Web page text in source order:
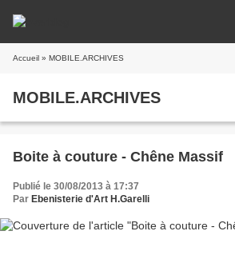
Accueil » MOBILE.ARCHIVES
MOBILE.ARCHIVES
Boite à couture - Chêne Massif
Publié le 30/08/2013 à 17:37
Par Ebenisterie d'Art H.Garelli